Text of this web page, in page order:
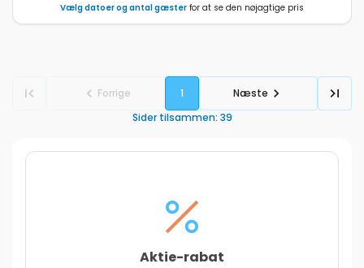
Vælg datoer og antal gæster for at se den nøjagtige pris
Forrige 1
Næste
Sider tilsammen: 39
Aktie-rabat